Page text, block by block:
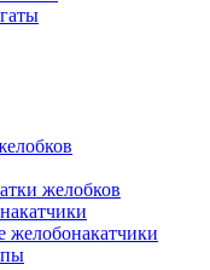
желобков
желобонакатчики